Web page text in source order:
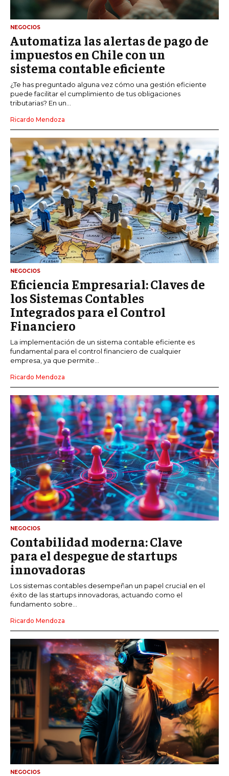
NEGOCIOS
Automatiza las alertas de pago de
impuestos en Chile con un
sistema contable eficiente
¿Te has preguntado alguna vez cómo una gestión eficiente
puede facilitar el cumplimiento de tus obligaciones
tributarias? En un...
Ricardo Mendoza
NEGOCIOS
Eficiencia Empresarial: Claves de
los Sistemas Contables
Integrados para el Control
Financiero
La implementación de un sistema contable eficiente es
fundamental para el control financiero de cualquier
empresa, ya que permite...
Ricardo Mendoza
NEGOCIOS
Contabilidad moderna: Clave
para el despegue de startups
innovadoras
Los sistemas contables desempeñan un papel crucial en el
éxito de las startups innovadoras, actuando como el
fundamento sobre...
Ricardo Mendoza
NEGOCIOS